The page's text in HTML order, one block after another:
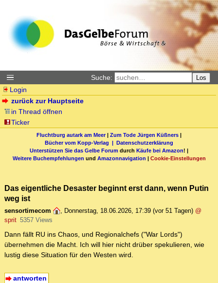
Suche: Los
Login
zurück zur Hauptseite
in Thread öffnen
Ticker
Fluchtburg autark am Meer| Zum Tode Jürgen Küßners |
Bücher vom Kopp-Verlag | Datenschutzerklärung
Unterstützen Sie das Gelbe Forum durch Käufe bei Amazon! |
Weitere Buchempfehlungen und Amazonnavigation | Cookie-Einstellungen
Das eigentliche Desaster beginnt erst dann, wenn Putin
weg ist
sensortimecom , Donnerstag, 18.06.2026, 17:39 (vor 51 Tagen) @
sprit 5357 Views
Dann fällt RU ins Chaos, und Regionalchefs ("War Lords")
übernehmen die Macht. Ich will hier nicht drüber spekulieren, wie
lustig diese Situation für den Westen wird.
antworten